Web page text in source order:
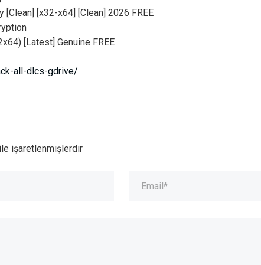
[x32-x64] [Clean] 2026 FREE
[Latest] Genuine FREE
all-dlcs-gdrive/
ile işaretlenmişlerdir